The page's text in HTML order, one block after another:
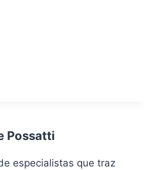
Possatti
especialistas que traz